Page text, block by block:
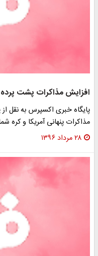
افزایش مذاکرات پشت پرده
پایگاه خبری اکسپرس به نقل از
مذاکرات پنهانی آمریکا و کره
۲۸ مرداد ۱۳۹۶